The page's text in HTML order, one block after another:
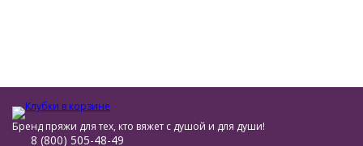
Бренд пряжи для тех, кто вяжет с душой и для души!
8 (800) 505-48-49